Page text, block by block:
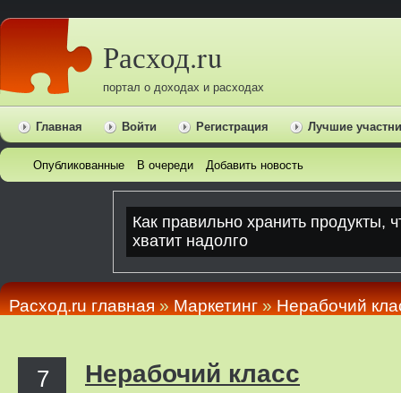
Расход.ru
портал о доходах и расходах
Главная Войти Регистрация Лучшие
Опубликованные В очереди Добавить новость
Расход.ru главная»Маркетинг»Нерабочий
7 Нерабочий класс